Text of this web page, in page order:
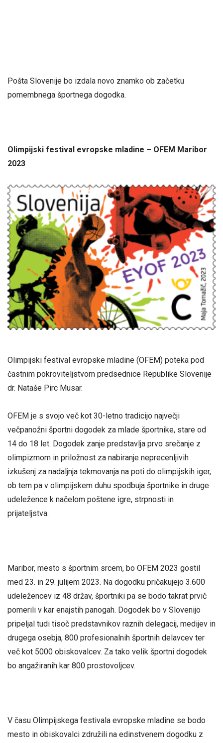
Pošta Slovenije bo izdala novo znamko ob začetku
pomembnega športnega dogodka.
Olimpijski festival evropske mladine – OFEM Maribor
2023
Olimpijski festival evropske mladine (OFEM) poteka pod
častnim pokroviteljstvom predsednice Republike Slovenije
dr. Nataše Pirc Musar.
OFEM je s svojo več kot 30-letno tradicijo največji
večpanožni športni dogodek za mlade športnike, stare od
14 do 18 let. Dogodek zanje predstavlja prvo srečanje z
olimpizmom in priložnost za nabiranje neprecenljivih
izkušenj za nadaljnja tekmovanja na poti do olimpijskih iger,
ob tem pa v olimpijskem duhu spodbuja športnike in druge
udeležence k načelom poštene igre, strpnosti in
prijateljstva.
Maribor, mesto s športnim srcem, bo OFEM 2023 gostil
med 23. in 29. julijem 2023. Na dogodku pričakujejo 3.600
udeležencev iz 48 držav, športniki pa se bodo takrat prvič
pomerili v kar enajstih panogah. Dogodek bo v Slovenijo
pripeljal tudi tisoč predstavnikov raznih delegacij, medijev in
drugega osebja, 800 profesionalnih športnih delavcev ter
več kot 5000 obiskovalcev. Za tako velik športni dogodek
bo angažiranih kar 800 prostovoljcev.
V času Olimpijskega festivala evropske mladine se bodo
mesto in obiskovalci združili na edinstvenem dogodku z